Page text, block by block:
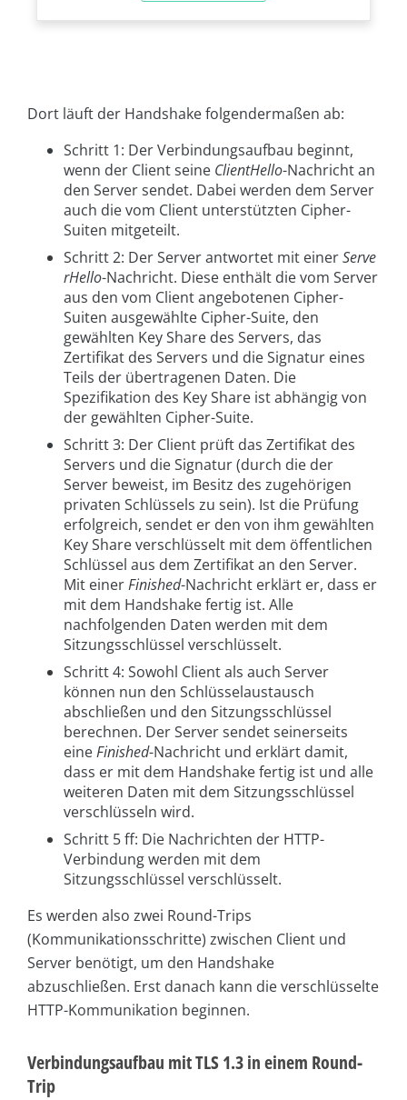
Dort läuft der Handshake folgendermaßen ab:
Schritt 1: Der Verbindungsaufbau beginnt,
wenn der Client seine ClientHello-Nachricht an
den Server sendet. Dabei werden dem Server
auch die vom Client unterstützten Cipher-
Suiten mitgeteilt.
Schritt 2: Der Server antwortet mit einerServe
rHello-Nachricht. Diese enthält die vom Server
aus den vom Client angebotenen Cipher-
Suiten ausgewählte Cipher-Suite, den
gewählten Key Share des Servers, das
Zertifikat des Servers und die Signatur eines
Teils der übertragenen Daten. Die
Spezifikation des Key Share ist abhängig von
der gewählten Cipher-Suite.
Schritt 3: Der Client prüft das Zertifikat des
Servers und die Signatur (durch die der
Server beweist, im Besitz des zugehörigen
privaten Schlüssels zu sein). Ist die Prüfung
erfolgreich, sendet er den von ihm gewählten
Key Share verschlüsselt mit dem öffentlichen
Schlüssel aus dem Zertifikat an den Server.
Mit einerFinished-Nachricht erklärt er, dass er
mit dem Handshake fertig ist. Alle
nachfolgenden Daten werden mit dem
Sitzungsschlüssel verschlüsselt.
Schritt 4: Sowohl Client als auch Server
können nun den Schlüsselaustausch
abschließen und den Sitzungsschlüssel
berechnen. Der Server sendet seinerseits
eineFinished-Nachricht und erklärt damit,
dass er mit dem Handshake fertig ist und alle
weiteren Daten mit dem Sitzungsschlüssel
verschlüsseln wird.
Schritt 5 ff: Die Nachrichten der HTTP-
Verbindung werden mit dem
Sitzungsschlüssel verschlüsselt.
Es werden also zwei Round-Trips
(Kommunikationsschritte) zwischen Client und
Server benötigt, um den Handshake
abzuschließen. Erst danach kann die verschlüsselte
HTTP-Kommunikation beginnen.
Verbindungsaufbau mit TLS 1.3 in einem Round-
Trip